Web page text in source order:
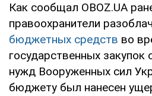
Как сообщал OBOZ.UA
правоохранители
бюджетных средств во
государственных закупок
нужд Вооруженных сил
бюджету был нанесен